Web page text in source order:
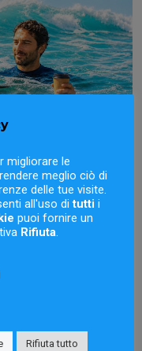
migliorare le
meglio ciò di
delle tue visite.
all'uso ditutti i
puoi fornire un
Rifiuta.
Rifiuta tutto